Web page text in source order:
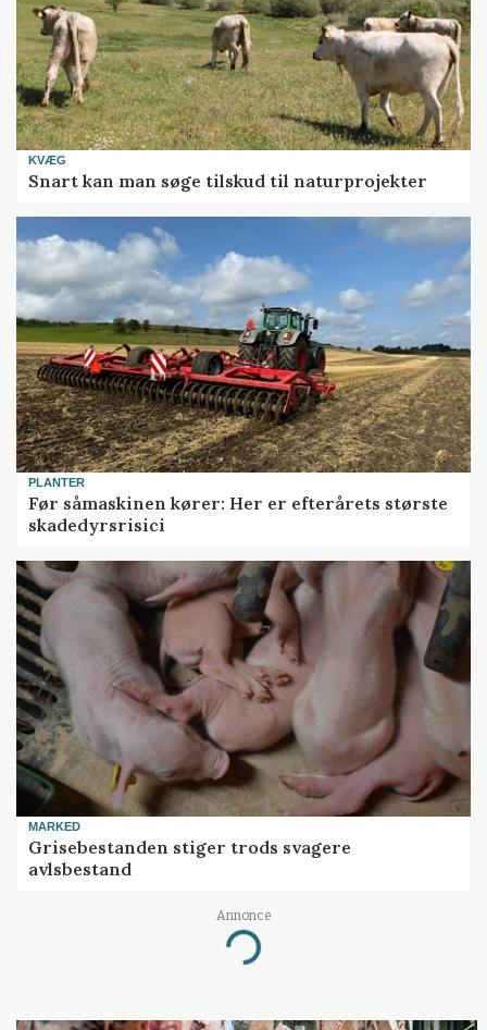
KVÆG
Snart kan man søge tilskud til naturprojekter
PLANTER
Før såmaskinen kører: Her er efterårets største
skadedyrsrisici
MARKED
Grisebestanden stiger trods svagere
avlsbestand
Annonce
Loading...